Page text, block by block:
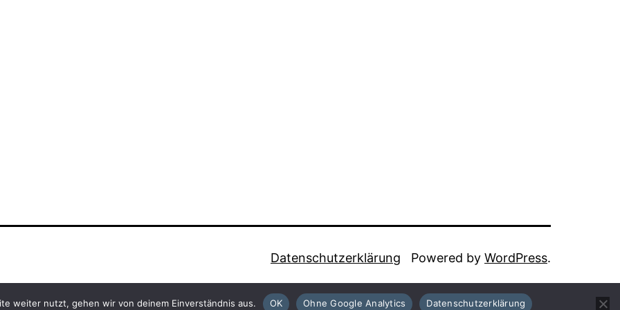
Datenschutzerklärung Powered by WordPress.
weiter nutzt, gehen wir von deinem Einverständnis aus. OK Ohne Google Analytics Datenschutzerklärung